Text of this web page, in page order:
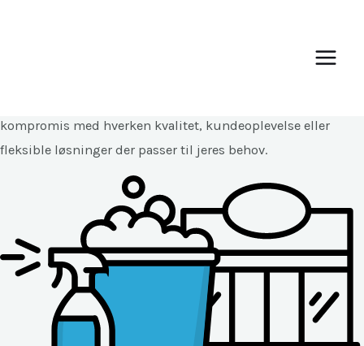
Menu
kompromis med hverken kvalitet, kundeoplevelse eller
fleksible løsninger der passer til jeres behov.